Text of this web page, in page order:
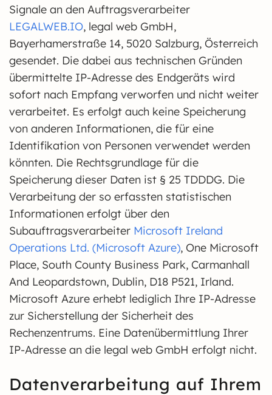
Signale an den Auftragsverarbeiter
LEGALWEB.IO, legal web GmbH,
Bayerhamerstraße 14, 5020 Salzburg, Österreich
gesendet. Die dabei aus technischen Gründen
übermittelte IP-Adresse des Endgeräts wird
sofort nach Empfang verworfen und nicht weiter
verarbeitet. Es erfolgt auch keine Speicherung
von anderen Informationen, die für eine
Identifikation von Personen verwendet werden
könnten. Die Rechtsgrundlage für die
Speicherung dieser Daten ist § 25 TDDDG. Die
Verarbeitung der so erfassten statistischen
Informationen erfolgt über den
Subauftragsverarbeiter Microsoft Ireland
Operations Ltd. (Microsoft Azure), One Microsoft
Place, South County Business Park, Carmanhall
And Leopardstown, Dublin, D18 P521, Irland.
Microsoft Azure erhebt lediglich Ihre IP-Adresse
zur Sicherstellung der Sicherheit des
Rechenzentrums. Eine Datenübermittlung Ihrer
IP-Adresse an die legal web GmbH erfolgt nicht.
Datenverarbeitung auf Ihrem